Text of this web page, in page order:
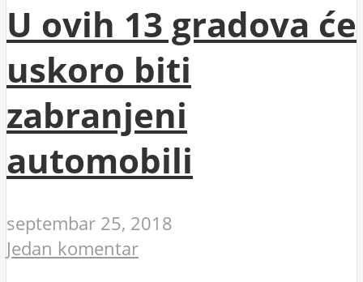
U ovih 13 gradova će
uskoro biti
zabranjeni
automobili
septembar 25, 2018
Jedan komentar